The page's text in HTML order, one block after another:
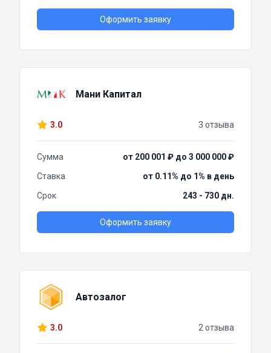
Оформить заявку
Мани Капитал
3.0 3 отзыва
Сумма
от 200 001 ₽ до 3 000 000 ₽
Ставка
от 0.11% до 1% в день
Срок
243 - 730 дн.
Оформить заявку
Автозалог
3.0 2 отзыва